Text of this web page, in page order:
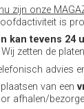
zijn onze
is
kan tevens 24
Wij zetten de
advies
plaatsen van een
afhalen/